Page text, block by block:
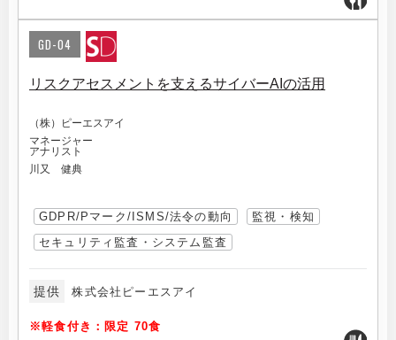
GD-04
リスクアセスメントを支えるサイバーAIの活用
（株）ピーエスアイ
マネージャー
アナリスト
川又 健典
GDPR/Pマーク/ISMS/法令の動向
監視・検知
セキュリティ監査・システム監査
提供 株式会社ピーエスアイ
※軽食付き：限定 70食